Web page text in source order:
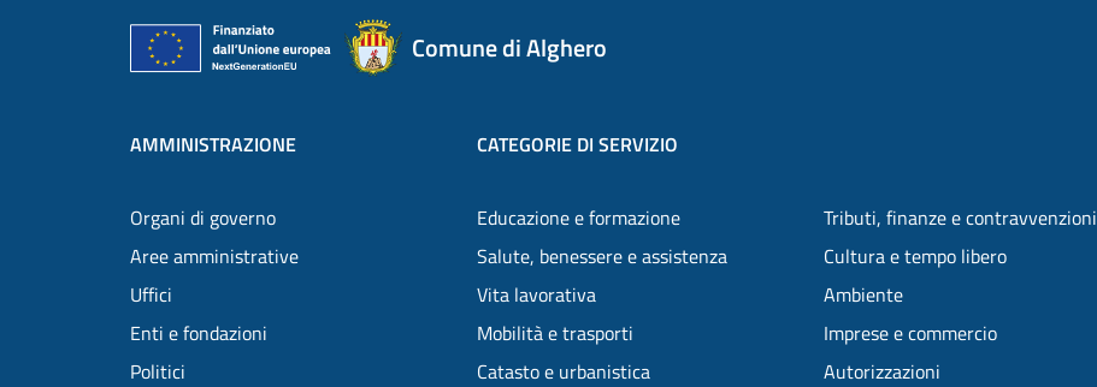
Comune di Alghero
AMMINISTRAZIONE
Organi di governo
Aree amministrative
Uffici
Enti e fondazioni
Politici
CATEGORIE DI SERVIZIO
Educazione e formazione
Salute, benessere e assistenza
Vita lavorativa
Mobilità e trasporti
Catasto e urbanistica
Tributi, finanze e contravvenzioni
Cultura e tempo libero
Ambiente
Imprese e commercio
Autorizzazioni